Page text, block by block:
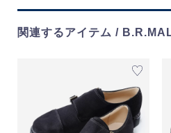
関連するアイテム /